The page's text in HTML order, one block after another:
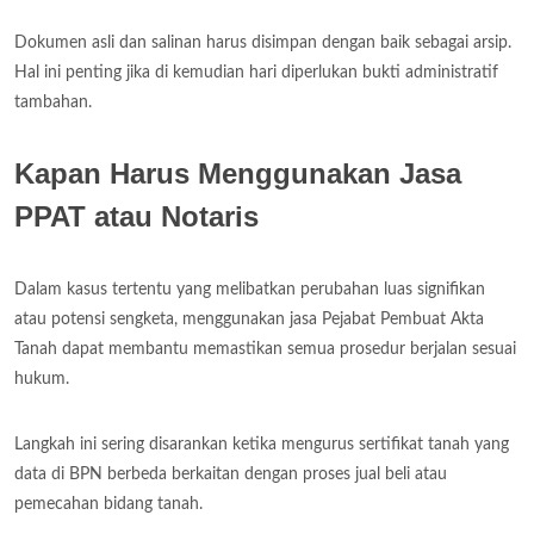
Dokumen asli dan salinan harus disimpan dengan baik sebagai arsip.
Hal ini penting jika di kemudian hari diperlukan bukti administratif
tambahan.
Kapan Harus Menggunakan Jasa
PPAT atau Notaris
Dalam kasus tertentu yang melibatkan perubahan luas signifikan
atau potensi sengketa, menggunakan jasa Pejabat Pembuat Akta
Tanah dapat membantu memastikan semua prosedur berjalan sesuai
hukum.
Langkah ini sering disarankan ketika mengurus sertifikat tanah yang
data di BPN berbeda berkaitan dengan proses jual beli atau
pemecahan bidang tanah.